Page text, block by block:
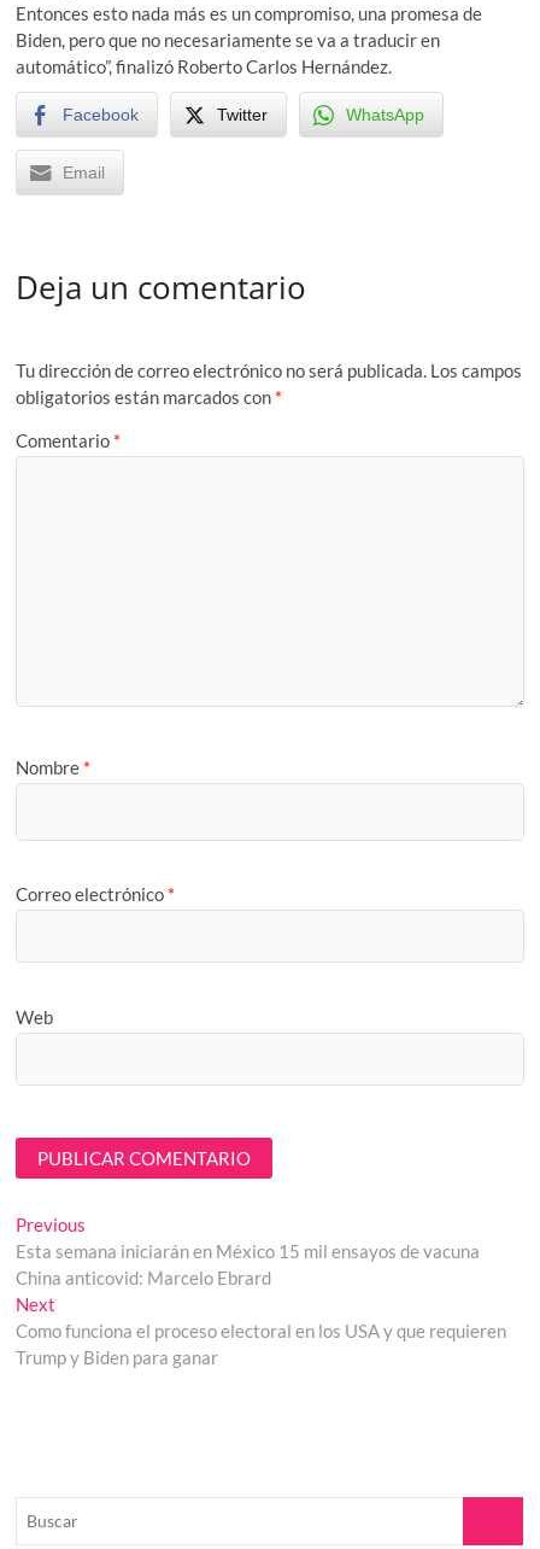
Entonces esto nada más es un compromiso, una promesa de
Biden, pero que no necesariamente se va a traducir en
automático”, finalizó Roberto Carlos Hernández.
Facebook Twitter WhatsApp
Email
Deja un comentario
Tu dirección de correo electrónico no será publicada. Los campos
obligatorios están marcados con *
Comentario *
Nombre *
Correo electrónico *
Web
Navegación
de
entradas
Previous
post:
Esta semana iniciarán en México 15 mil ensayos de vacuna
China anticovid: Marcelo Ebrard
Next
post:
Como funciona el proceso electoral en los USA y que requieren
Trump y Biden para ganar